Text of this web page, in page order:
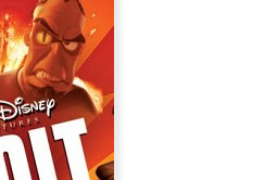
Many Doors